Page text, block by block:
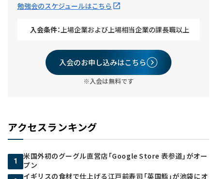
勉強会のスケジュールはこちら
入会条件： 上場企業および上場相当企業の課長職以上
入会のお申し込みはこちら
※入会は無料です
アクセスランキング
1
米国外初のグーグル直営店「Google Store 表参道」がオー
プン
イギリスの食材で仕上げる江戸前寿司「英国鮨」が池袋にオ